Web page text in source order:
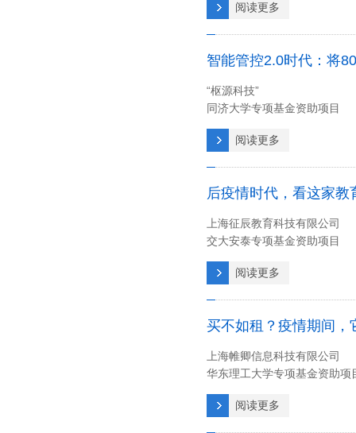
阅读更多
智能管控2.0时代：将
“枢源科技”
同济大学专项基金资助项目
阅读更多
后疫情时代，看这家
上海征辰教育科技有限公司
交大安泰专项基金资助项目
阅读更多
买不如租？疫情期间，
上海帷卿信息科技有限公司
华东理工大学专项基金资助项
阅读更多